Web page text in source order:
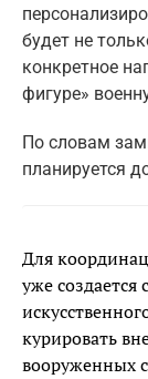
будет не
конкретное
фигуре»
По словам
планируется
Для
уже
курировать
вооруженных